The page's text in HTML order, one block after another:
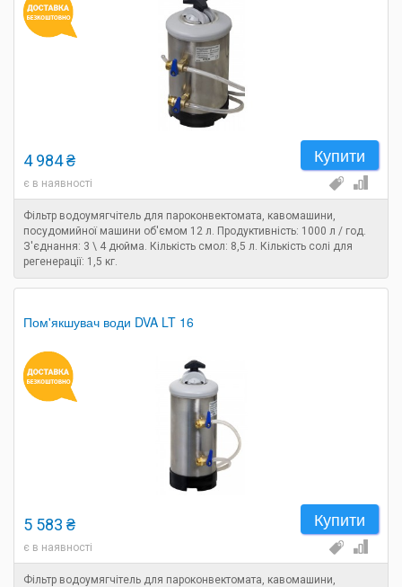
Купити
4 984 ₴
є в наявності
Фільтр водоумягчітель для пароконвектомата, кавомашини,
посудомийної машини об'ємом 12 л. Продуктивність: 1000 л / год.
З'єднання: 3 \ 4 дюйма. Кількість смол: 8,5 л. Кількість солі для
регенерації: 1,5 кг.
Пом'якшувач води DVA LT 16
Купити
5 583 ₴
є в наявності
Фільтр водоумягчітель для пароконвектомата, кавомашини,